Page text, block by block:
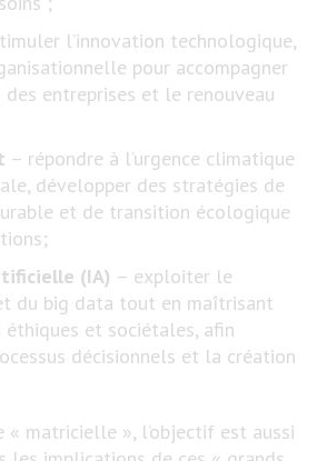
l’innovation technologique,
pour accompagner
entreprises et le renouveau
– répondre à l’urgence climatique
développer des stratégies de
et de transition écologique
(IA) – exploiter le
du big data tout en maîtrisant
et sociétales, afin
décisionnels et la création
« matricielle », l’objectif est aussi